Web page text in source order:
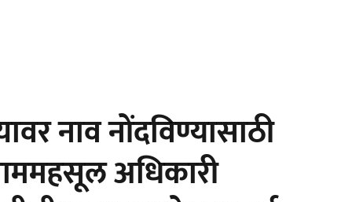
नाव नोंदविण्यासाठी
अधिकारी